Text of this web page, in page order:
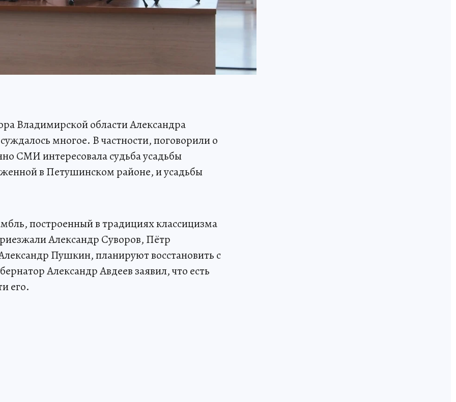
Владимирской области Александра
многое. В частности, поговорили о
СМИ интересовала судьба усадьбы
в Петушинском районе, и усадьбы
построенный в традициях классицизма
Александр Суворов, Пётр
Пушкин, планируют восстановить с
Александр Авдеев заявил, что есть
его.